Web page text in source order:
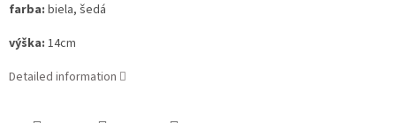
farba: biela, šedá
výška: 14cm
Detailed information